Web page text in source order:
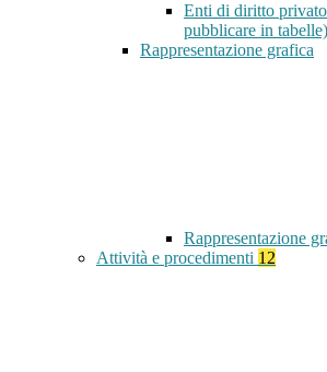
Enti di diritto
pubblicare in tabelle)
Rappresentazione grafica
Rappresentazione
Attività e procedimenti 12